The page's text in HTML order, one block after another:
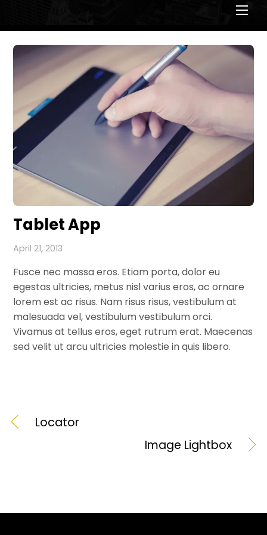
Tablet App
April 21, 2013
Fusce nec massa eros. Etiam porta, dolor eu
egestas ultricies, metus nisl varius eros, ac ornare
lorem est ac risus. Nam risus risus, vestibulum at
malesuada vel, vestibulum vestibulum orci.
Vivamus at tellus eros, eget rutrum erat. Maecenas
sed velit ut arcu ultricies molestie in quis libero.
Locator
Image Lightbox